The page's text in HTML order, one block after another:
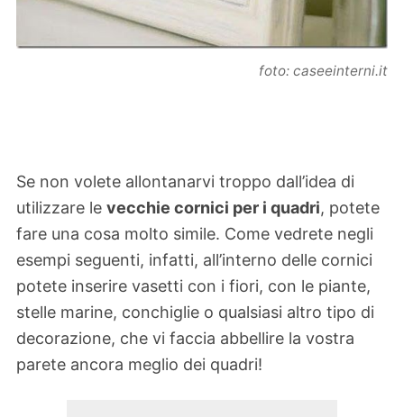
foto: caseeinterni.it
Se non volete allontanarvi troppo dall’idea di
utilizzare le vecchie cornici per i quadri, potete
fare una cosa molto simile. Come vedrete negli
esempi seguenti, infatti, all’interno delle cornici
potete inserire vasetti con i fiori, con le piante,
stelle marine, conchiglie o qualsiasi altro tipo di
decorazione, che vi faccia abbellire la vostra
parete ancora meglio dei quadri!